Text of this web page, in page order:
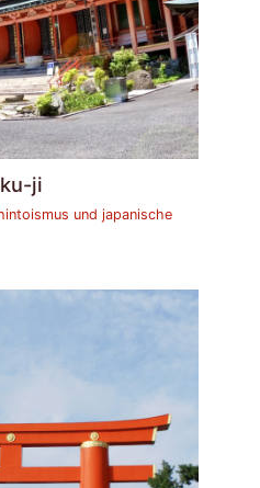
ji
und japanische